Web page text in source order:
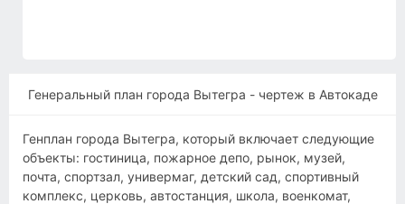
Генеральный план города Вытегра - чертеж в Автокаде
Генплан города Вытегра, который включает следующие
объекты: гостиница, пожарное депо, рынок, музей,
почта, спортзал, универмаг, детский сад, спортивный
комплекс, церковь, автостанция, школа, военкомат,